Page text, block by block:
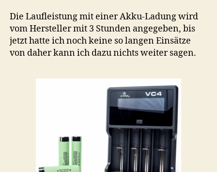
Die Laufleistung mit einer Akku-Ladung wird
vom Hersteller mit 3 Stunden angegeben, bis
jetzt hatte ich noch keine so langen Einsätze
von daher kann ich dazu nichts weiter sagen.